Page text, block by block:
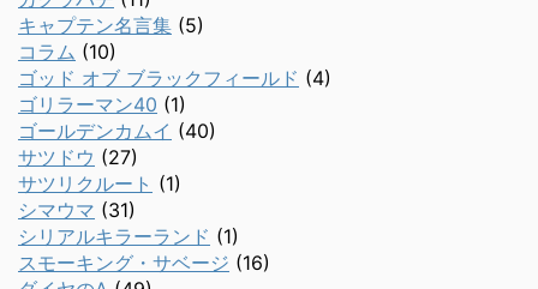
キャプテン名言集 (5)
コラム (10)
ゴッド オブ ブラックフィールド (4)
ゴリラーマン40 (1)
ゴールデンカムイ (40)
サツドウ (27)
サツリクルート (1)
シマウマ (31)
シリアルキラーランド (1)
スモーキング・サベージ (16)